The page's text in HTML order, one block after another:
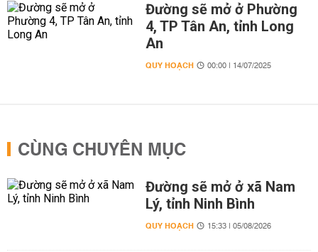
Đường sẽ mở ở Phường
4, TP Tân An, tỉnh Long
An
QUY HOẠCH 00:00 | 14/07/2025
CÙNG CHUYÊN MỤC
Đường sẽ mở ở xã Nam
Lý, tỉnh Ninh Bình
QUY HOẠCH 15:33 | 05/08/2026